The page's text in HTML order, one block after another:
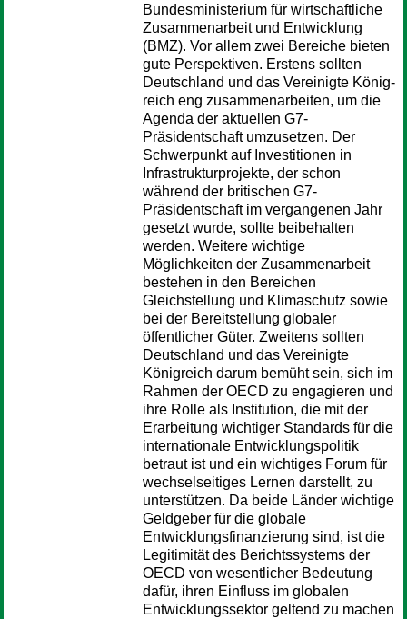
Bundesministerium für wirtschaftliche
Zusammenarbeit und Entwicklung
(BMZ). Vor allem zwei Bereiche bieten
gute Perspektiven. Erstens sollten
Deutschland und das Vereinigte König-
reich eng zusammenarbeiten, um die
Agenda der aktuellen G7-
Präsidentschaft umzusetzen. Der
Schwerpunkt auf Investitionen in
Infrastrukturprojekte, der schon
während der britischen G7-
Präsidentschaft im vergangenen Jahr
gesetzt wurde, sollte beibehalten
werden. Weitere wichtige
Möglichkeiten der Zusammenarbeit
bestehen in den Bereichen
Gleichstellung und Klimaschutz sowie
bei der Bereitstellung globaler
öffentlicher Güter. Zweitens sollten
Deutschland und das Vereinigte
Königreich darum bemüht sein, sich im
Rahmen der OECD zu engagieren und
ihre Rolle als Institution, die mit der
Erarbeitung wichtiger Standards für die
internationale Entwicklungspolitik
betraut ist und ein wichtiges Forum für
wechselseitiges Lernen darstellt, zu
unterstützen. Da beide Länder wichtige
Geldgeber für die globale
Entwicklungsfinanzierung sind, ist die
Legitimität des Berichtssystems der
OECD von wesentlicher Bedeutung
dafür, ihren Einfluss im globalen
Entwicklungssektor geltend zu machen